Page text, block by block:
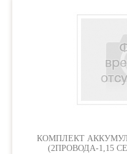
КОМПЛЕКТ
(2ПРОВОДА-1,15